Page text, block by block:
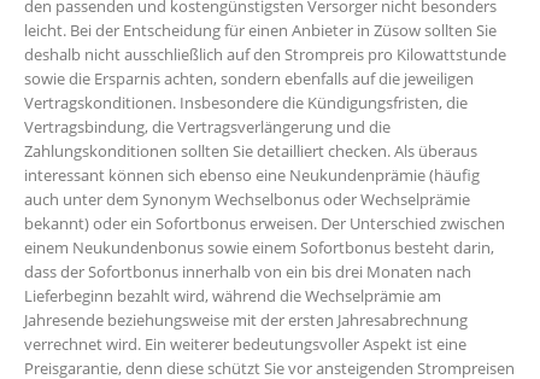
den passenden und kostengünstigsten Versorger nicht besonders
leicht. Bei der Entscheidung für einen Anbieter in Züsow sollten Sie
deshalb nicht ausschließlich auf den Strompreis pro Kilowattstunde
sowie die Ersparnis achten, sondern ebenfalls auf die jeweiligen
Vertragskonditionen. Insbesondere die Kündigungsfristen, die
Vertragsbindung, die Vertragsverlängerung und die
Zahlungskonditionen sollten Sie detailliert checken. Als überaus
interessant können sich ebenso eine Neukundenprämie (häufig
auch unter dem Synonym Wechselbonus oder Wechselprämie
bekannt) oder ein Sofortbonus erweisen. Der Unterschied zwischen
einem Neukundenbonus sowie einem Sofortbonus besteht darin,
dass der Sofortbonus innerhalb von ein bis drei Monaten nach
Lieferbeginn bezahlt wird, während die Wechselprämie am
Jahresende beziehungsweise mit der ersten Jahresabrechnung
verrechnet wird. Ein weiterer bedeutungsvoller Aspekt ist eine
Preisgarantie, denn diese schützt Sie vor ansteigenden Strompreisen